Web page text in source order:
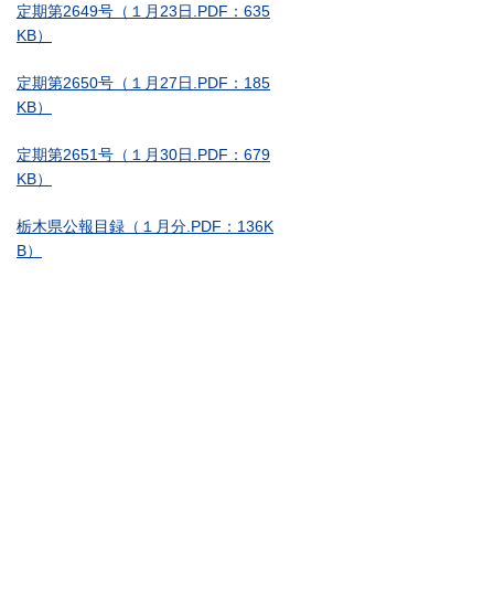
定期第2649号（１月23日.PDF：635
KB）
定期第2650号（１月27日.PDF：185
KB）
定期第2651号（１月30日.PDF：679
KB）
栃木県公報目録（１月分.PDF：136K
B）